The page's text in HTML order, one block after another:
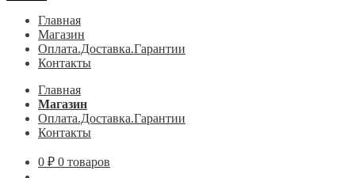
Главная
Магазин
Оплата.Доставка.Гарантии
Контакты
Главная
Магазин
Оплата.Доставка.Гарантии
Контакты
0 ₽ 0 товаров